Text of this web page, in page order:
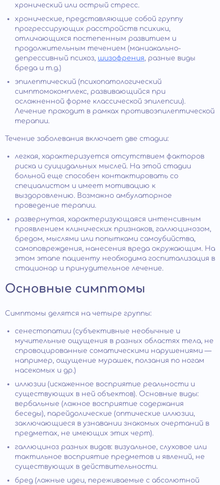
хронический или острый стресс.
хронические, представляющие собой группу
прогрессирующих расстройств психики,
отличающихся постепенным развитием и
продолжительным течением (маниакально-
депрессивный психоз, шизофрения, разные виды
бреда и т.д.)
эпилептический (психопатологический
симптомокомплекс, развивающийся при
осложненной форме классической эпилепсии).
Лечение проходит в рамках противоэпилептической
терапии.
Течение заболевания включает две стадии:
легкая, характеризуется отсутствием факторов
риска и суицидальных мыслей. На этой стадии
больной еще способен контактировать со
специалистом и имеет мотивацию к
выздоровлению. Возможно амбулаторное
проведение терапии.
развернутая, характеризующаяся интенсивным
проявлением клинических признаков, галлюцинозом,
бредом, мыслями или попытками самоубийства,
самоповреждения, нанесения вреда окружающим. На
этом этапе пациенту необходима госпитализация в
стационар и принудительное лечение.
Основные симптомы
Симптомы делятся на четыре группы:
сенестопатии (субъективные необычные и
мучительные ощущения в разных областях тела, не
спровоцированные соматическими нарушениями —
например, ощущение мурашек, ползания по ногам
насекомых и др.)
иллюзии (искаженное восприятие реальности и
существующих в ней объектов). Основные виды:
вербальные (ложное восприятие содержания
беседы), парейдолические (оптические иллюзии,
заключающиеся в узнавании знакомых очертаний в
предметах, не имеющих этих черт).
галлюциноз разных видов: визуальное, слуховое или
тактильное восприятие предметов и явлений, не
существующих в действительности.
бред (ложные идеи, переживаемые с абсолютной